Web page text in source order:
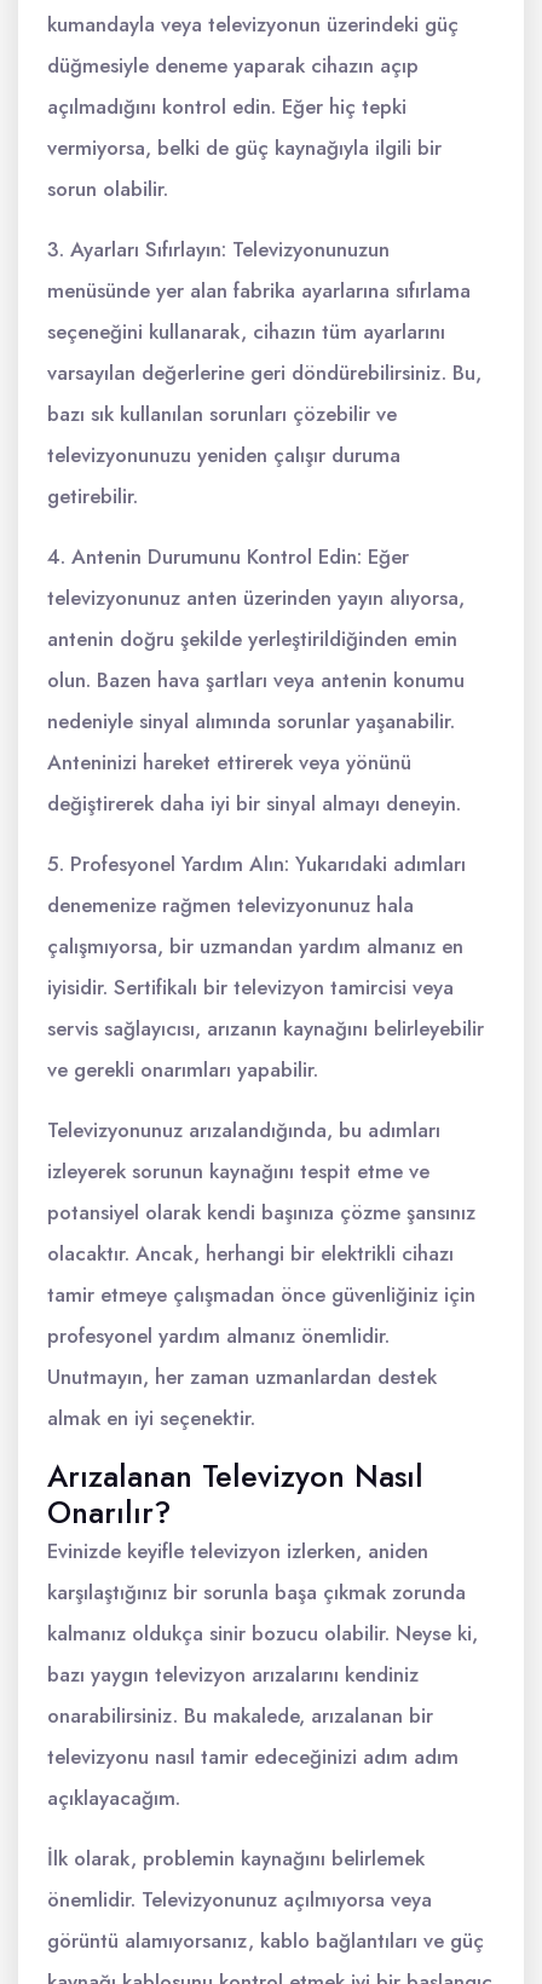
kumandayla veya televizyonun üzerindeki güç
düğmesiyle deneme yaparak cihazın açıp
açılmadığını kontrol edin. Eğer hiç tepki
vermiyorsa, belki de güç kaynağıyla ilgili bir
sorun olabilir.
3. Ayarları Sıfırlayın: Televizyonunuzun
menüsünde yer alan fabrika ayarlarına sıfırlama
seçeneğini kullanarak, cihazın tüm ayarlarını
varsayılan değerlerine geri döndürebilirsiniz. Bu,
bazı sık kullanılan sorunları çözebilir ve
televizyonunuzu yeniden çalışır duruma
getirebilir.
4. Antenin Durumunu Kontrol Edin: Eğer
televizyonunuz anten üzerinden yayın alıyorsa,
antenin doğru şekilde yerleştirildiğinden emin
olun. Bazen hava şartları veya antenin konumu
nedeniyle sinyal alımında sorunlar yaşanabilir.
Anteninizi hareket ettirerek veya yönünü
değiştirerek daha iyi bir sinyal almayı deneyin.
5. Profesyonel Yardım Alın: Yukarıdaki adımları
denemenize rağmen televizyonunuz hala
çalışmıyorsa, bir uzmandan yardım almanız en
iyisidir. Sertifikalı bir televizyon tamircisi veya
servis sağlayıcısı, arızanın kaynağını belirleyebilir
ve gerekli onarımları yapabilir.
Televizyonunuz arızalandığında, bu adımları
izleyerek sorunun kaynağını tespit etme ve
potansiyel olarak kendi başınıza çözme şansınız
olacaktır. Ancak, herhangi bir elektrikli cihazı
tamir etmeye çalışmadan önce güvenliğiniz için
profesyonel yardım almanız önemlidir.
Unutmayın, her zaman uzmanlardan destek
almak en iyi seçenektir.
Arızalanan Televizyon Nasıl
Onarılır?
Evinizde keyifle televizyon izlerken, aniden
karşılaştığınız bir sorunla başa çıkmak zorunda
kalmanız oldukça sinir bozucu olabilir. Neyse ki,
bazı yaygın televizyon arızalarını kendiniz
onarabilirsiniz. Bu makalede, arızalanan bir
televizyonu nasıl tamir edeceğinizi adım adım
açıklayacağım.
İlk olarak, problemin kaynağını belirlemek
önemlidir. Televizyonunuz açılmıyorsa veya
görüntü alamıyorsanız, kablo bağlantıları ve güç